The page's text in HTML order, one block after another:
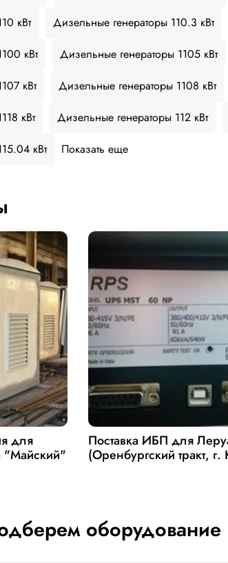
кВт
Дизельные генераторы 110.3 кВт
кВт
Дизельные генераторы 1105 кВт
кВт
Дизельные генераторы 1108 кВт
кВт
Дизельные генераторы 112 кВт
кВт
Показать еще
для
"Майский"
Поставка ИБП для
(Оренбургский тракт, г.